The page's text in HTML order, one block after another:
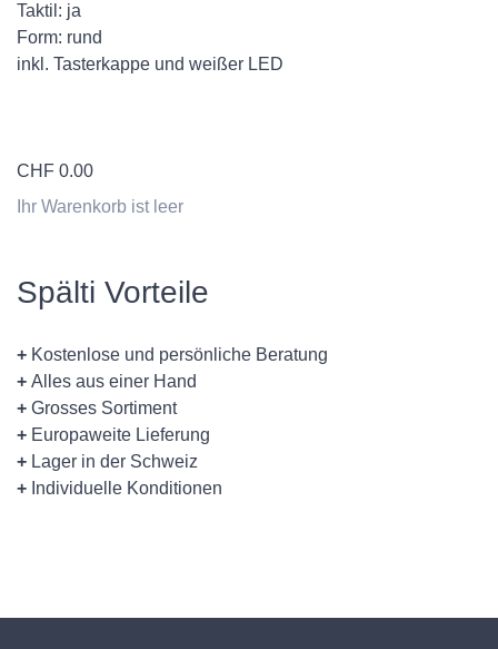
Taktil: ja
Form: rund
inkl. Tasterkappe und weißer LED
CHF 0.00
Ihr Warenkorb ist leer
Spälti Vorteile
+ Kostenlose und persönliche Beratung
+ Alles aus einer Hand
+ Grosses Sortiment
+ Europaweite Lieferung
+ Lager in der Schweiz
+ Individuelle Konditionen